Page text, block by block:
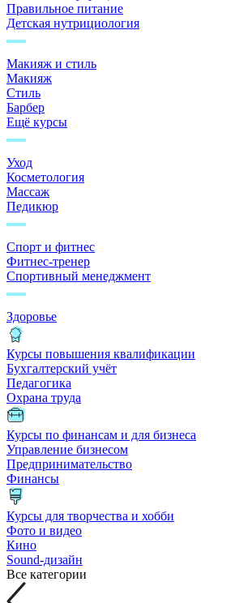
Правильное питание
Детская нутрициология
Макияж и стиль
Макияж
Стиль
Барбер
Ещё курсы
Уход
Косметология
Массаж
Педикюр
Спорт и фитнес
Фитнес-тренер
Спортивный менеджмент
Здоровье
Курсы повышения квалификации
Бухгалтерский учёт
Педагогика
Охрана труда
Курсы по финансам и для бизнеса
Управление бизнесом
Предпринимательство
Финансы
Курсы для творчества и хобби
Фото и видео
Кино
Sound-дизайн
Все категории